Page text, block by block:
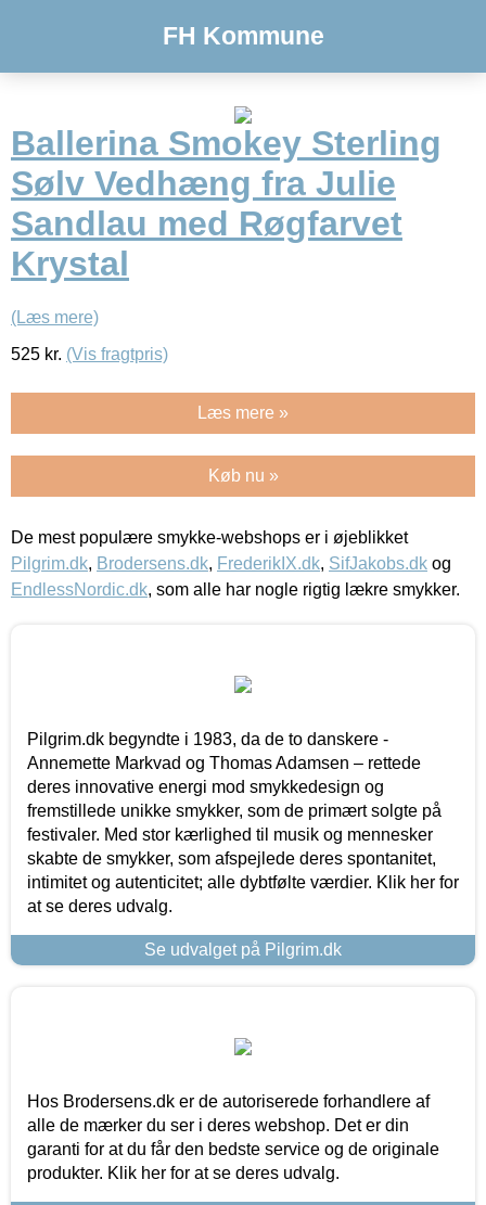
FH Kommune
Ballerina Smokey Sterling
Sølv Vedhæng fra Julie
Sandlau med Røgfarvet
Krystal
(Læs mere)
525 kr. (Vis fragtpris)
Læs mere »
Køb nu »
De mest populære smykke-webshops er i øjeblikket
Pilgrim.dk, Brodersens.dk, FrederikIX.dk, SifJakobs.dk og
EndlessNordic.dk, som alle har nogle rigtig lækre smykker.
Pilgrim.dk begyndte i 1983, da de to danskere -
Annemette Markvad og Thomas Adamsen – rettede
deres innovative energi mod smykkedesign og
fremstillede unikke smykker, som de primært solgte på
festivaler. Med stor kærlighed til musik og mennesker
skabte de smykker, som afspejlede deres spontanitet,
intimitet og autenticitet; alle dybtfølte værdier. Klik her for
at se deres udvalg.
Se udvalget på Pilgrim.dk
Hos Brodersens.dk er de autoriserede forhandlere af
alle de mærker du ser i deres webshop. Det er din
garanti for at du får den bedste service og de originale
produkter. Klik her for at se deres udvalg.